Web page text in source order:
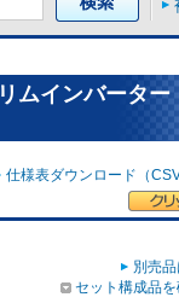
ムインバーター
仕様表ダウンロード（
別売
セット構成品